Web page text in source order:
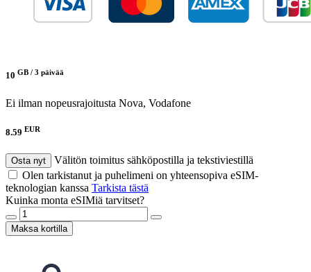
10 GB / 3 päivää
Ei ilman nopeusrajoitusta Nova, Vodafone
8.59 EUR
Osta nyt
Välitön toimitus sähköpostilla ja tekstiviestillä
Olen tarkistanut ja puhelimeni on yhteensopiva eSIM-
teknologian kanssa Tarkista tästä
Kuinka monta eSIMiä tarvitset?
Maksa kortilla